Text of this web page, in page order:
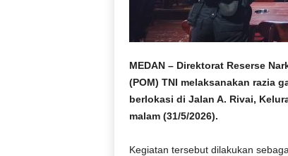
MEDAN – Direktorat Reserse
(POM) TNI melaksanakan razia
berlokasi di Jalan A. Rivai,
malam (31/5/2026).
Kegiatan tersebut dilakukan